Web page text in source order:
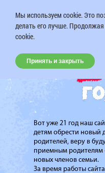
Вот уже 21 год наш
детям обрести новый
родителей, веру в
приемным родителям
новых членов семьи.
За время работы
Мы используем cookie. Это
делать его лучше.
cookie.
Принять и закрыть